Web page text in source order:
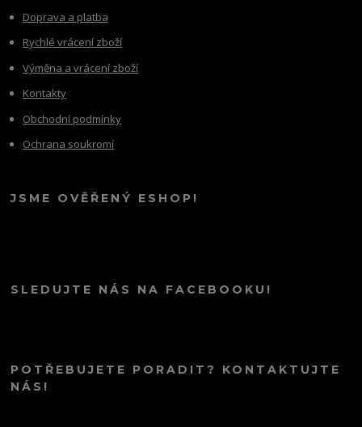
Doprava a platba
Rychlé vrácení zboží
Výměna a vrácení zboží
Kontakty
Obchodní podmínky
Ochrana soukromí
JSME OVĚŘENÝ ESHOP!
SLEDUJTE NÁS NA FACEBOOKU!
POTŘEBUJETE PORADIT? KONTAKTUJTE
NÁS!